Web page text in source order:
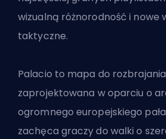
wizualną różnorodność i nowe
taktyczne.
Palacio to mapa do
zaprojektowana w oparciu o
ogromnego europejskiego
zachęca graczy do walki o